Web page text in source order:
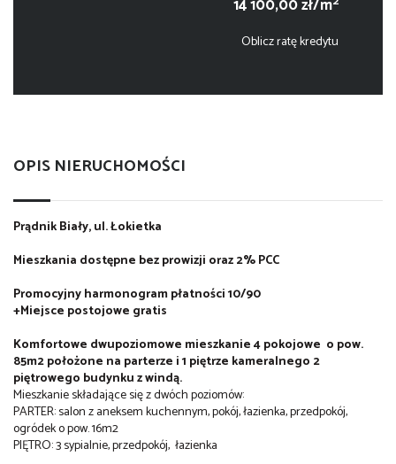
14 100,00 zł/m
Oblicz ratę kredytu
OPIS NIERUCHOMOŚCI
Prądnik Biały, ul. Łokietka
Mieszkania dostępne bez prowizji oraz 2% PCC
Promocyjny harmonogram płatności 10/90
+Miejsce postojowe gratis
Komfortowe dwupoziomowe mieszkanie 4 pokojowe o pow.
85m2 położone na parterze i 1 piętrze kameralnego 2
piętrowego budynku z windą.
Mieszkanie składające się z dwóch poziomów:
PARTER: salon z aneksem kuchennym, pokój, łazienka, przedpokój,
ogródek o pow. 16m2
PIĘTRO: 3 sypialnie, przedpokój, łazienka